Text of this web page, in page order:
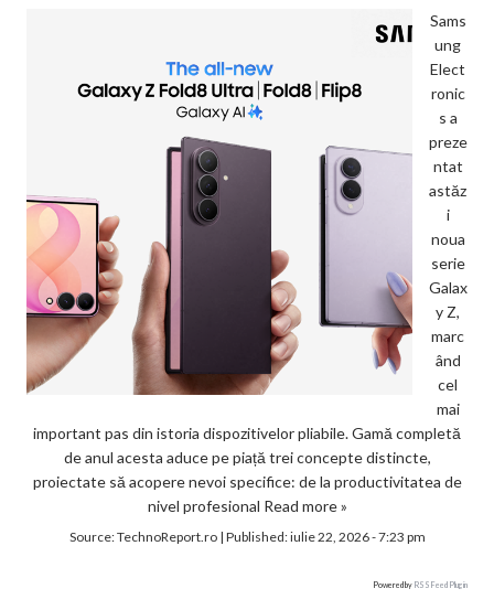
Sams
ung
Elect
ronic
s a
preze
ntat
astăz
i
noua
serie
Galax
y Z,
marc
ând
cel
mai
important pas din istoria dispozitivelor pliabile. Gamă completă
de anul acesta aduce pe piață trei concepte distincte,
proiectate să acopere nevoi specifice: de la productivitatea de
nivel profesional Read more »
Source:TechnoReport.ro| Published:iulie 22, 2026 - 7:23 pm
Powered by RSS Feed Plugin